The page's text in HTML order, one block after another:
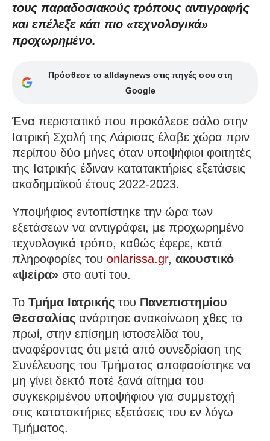
τους παραδοσιακούς τρόπους αντιγραφής
και επέλεξε κάτι πιο «τεχνολογικά»
προχωρημένο.
Πρόσθεσε το alldaynews στις πηγές σου στη
Google
Ένα περιστατικό που προκάλεσε σάλο στην
Ιατρική Σχολή της Λάρισας έλαβε χώρα πριν
περίπου δύο μήνες όταν υποψήφιοι φοιτητές
της Ιατρικής έδιναν κατατακτήριες εξετάσεις
ακαδημαϊκού έτους 2022-2023.
Υποψήφιος εντοπίστηκε την ώρα των
εξετάσεων να αντιγράφει, με προχωρημένο
τεχνολογικά τρόπο, καθώς έφερε, κατά
πληροφορίες του onlarissa.gr, ακουστικό
«ψείρα» στο αυτί του.
Το Τμήμα Ιατρικής του Πανεπιστημίου
Θεσσαλίας ανάρτησε ανακοίνωση χθες το
πρωί, στην επίσημη ιστοσελίδα του,
αναφέροντας ότι μετά από συνεδρίαση της
Συνέλευσης του Τμήματος αποφασίστηκε να
μη γίνει δεκτό ποτέ ξανά αίτημα του
συγκεκριμένου υποψήφιου για συμμετοχή
στις κατατακτήριες εξετάσεις του εν λόγω
Τμήματος.